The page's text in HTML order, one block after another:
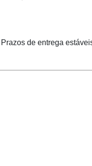
de entrega